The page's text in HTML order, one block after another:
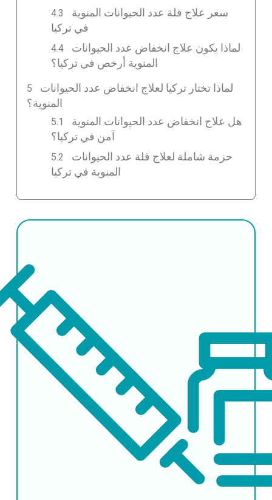
سعر علاج قلة عدد الحيوانات المنوية
في تركيا
لماذا يكون علاج انخفاض عدد الحيوانات
المنوية أرخص في تركيا؟
لماذا تختار تركيا لعلاج انخفاض عدد الحيوانات
المنوية؟
هل علاج انخفاض عدد الحيوانات المنوية
آمن في تركيا؟
حزمة شاملة لعلاج قلة عدد الحيوانات
المنوية في تركيا